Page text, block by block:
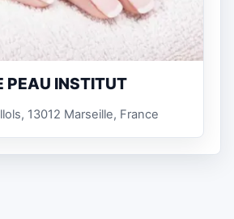
PEAU INSTITUT
13012 Marseille, France